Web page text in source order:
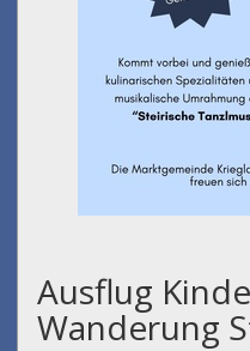
Ausflug
Wanderung